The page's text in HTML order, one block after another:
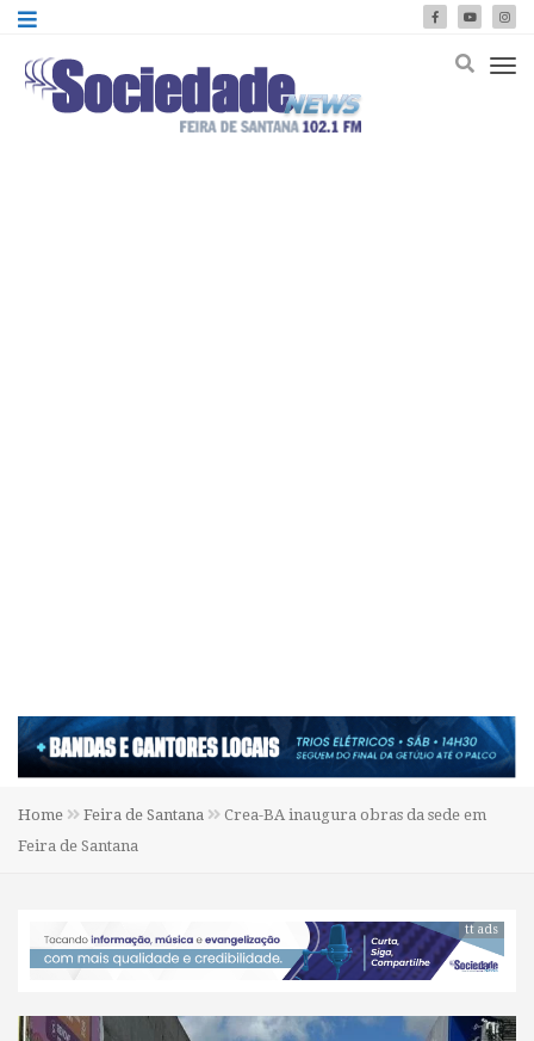
Home Feira de Santana
Crea-BA inaugura obras da sede em
Feira de Santana
tt ads